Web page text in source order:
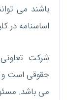
باشند می
اساسنامه در
شرکت
حقوقی است و
می باشد.